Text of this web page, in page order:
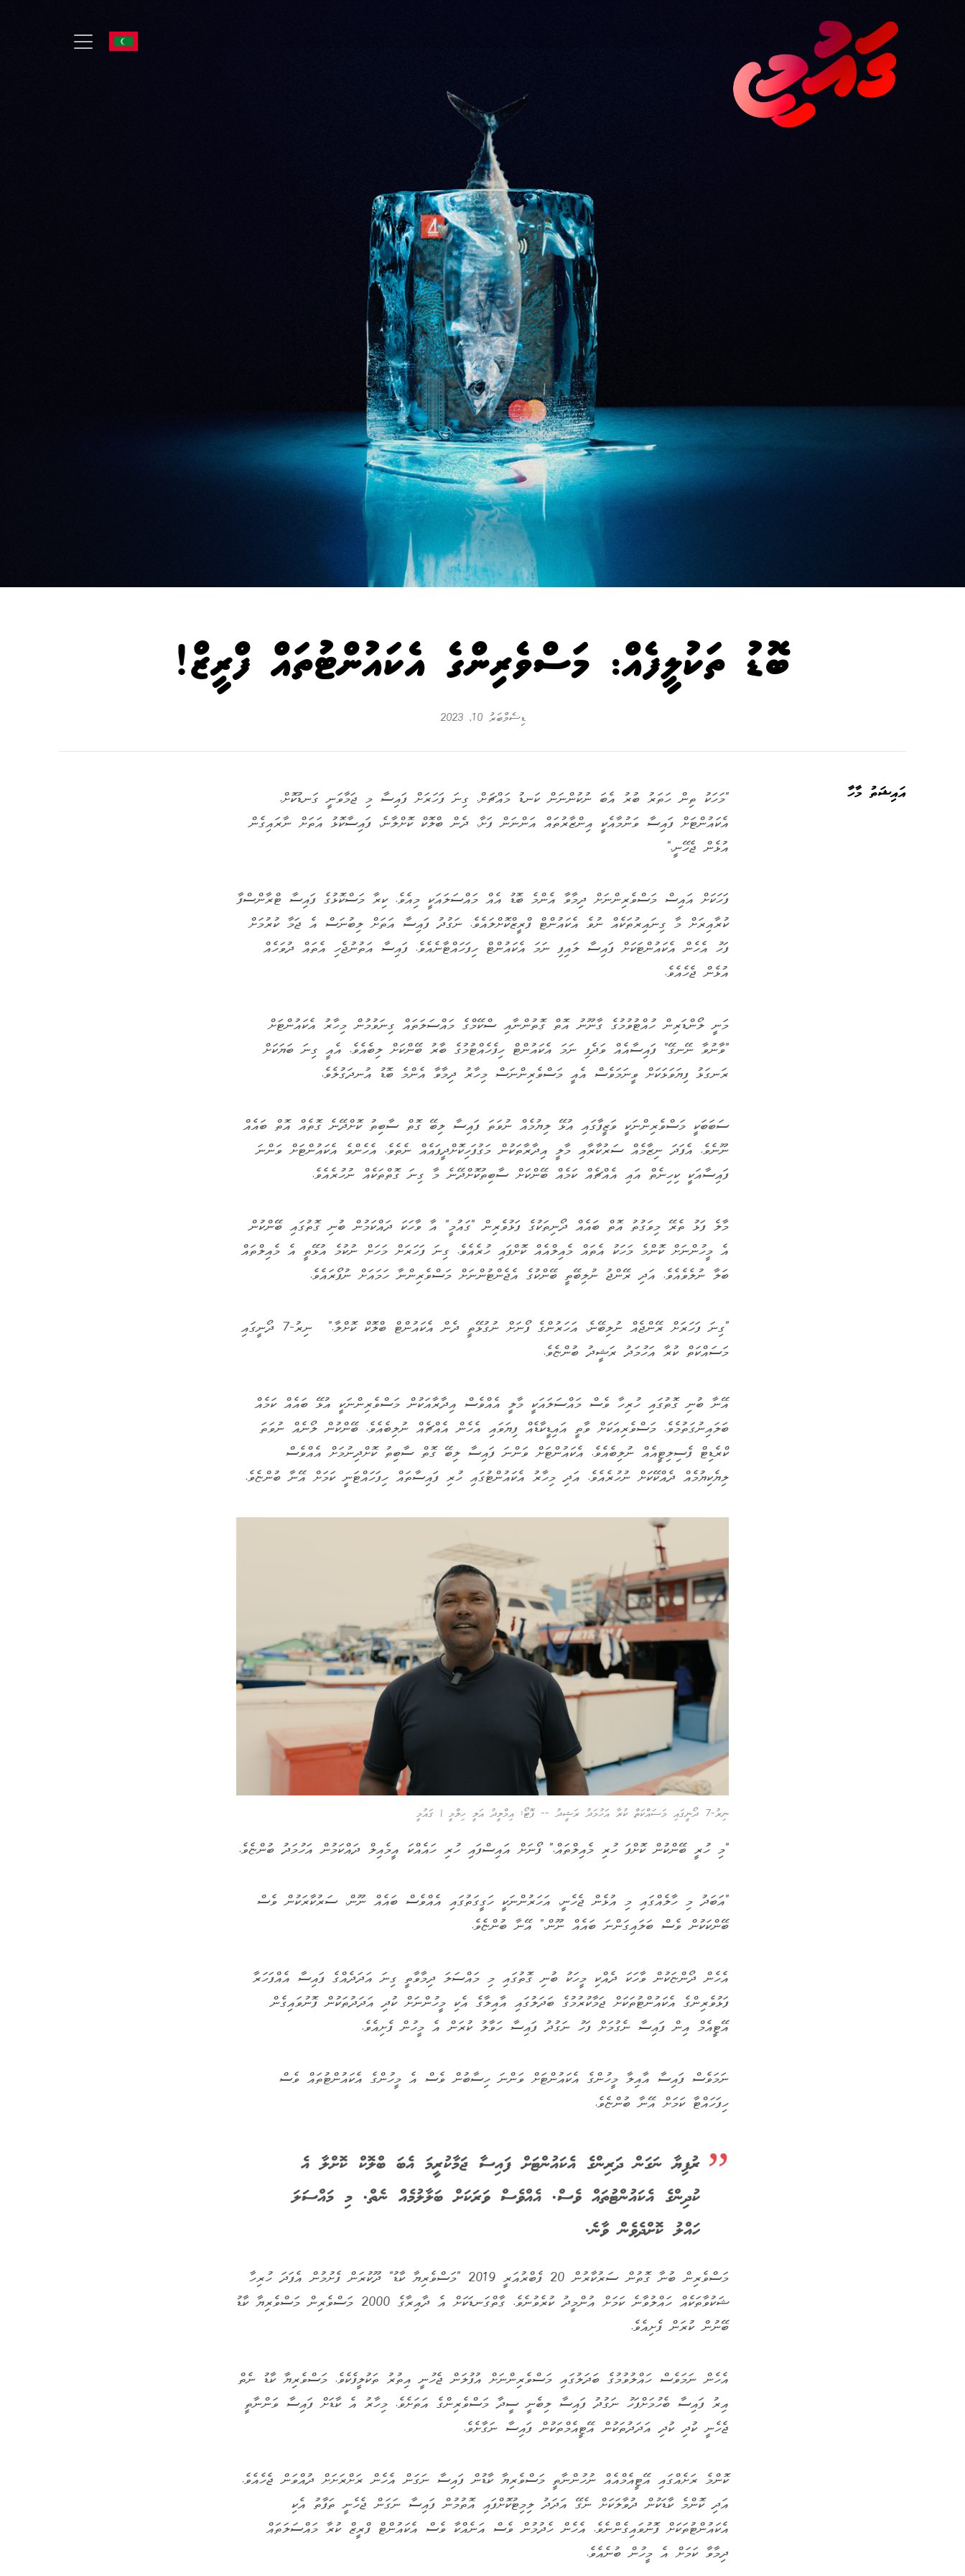
ބޮޑު ތަކުލީފެއް: މަސްވެރިންގެ އެކައުންޓުތައް ފްރީޒް!
ޑިސެމްބަރު 10, 2023
އައިޝަތު މާހާ
"މަހަކު ތިން ހަތަރު ބުރު އެބަ ނުކުންނަން ކަނޑު މައްޗަށް. ގިނަ ފަހަރަށް ފައިސާ މި ޖަމާވަނީ ގަނޑުކޮށް.
އެކައުންޓަށް ފައިސާ ވަނުމާއެކީ އިންޒާރުތައް އަންނަން ފަށާ. ދެން ބްލޮކް ކޮށްލާނެ. ފައިސާކޮޅު އަތަށް ނާރައިގެން
އުޅެން ޖެހޭނީ."
ފަހަކަށް އައިސް މަސްވެރިންނަށް ދިމާވާ އެންމެ ބޮޑު އެއް މައްސަލައަކީ މިއެވެ. ކިރާ މަސްކޮޅުގެ ފައިސާ ޓްރާންސްފާ
ކުރާއިރަށް މާ ގިނައިރުތަކެއް ނުވެ އެކައުންޓް ފްރީޒްކޮށްލައެވެ. ނަގުދު ފައިސާ އަތަށް ލިބުނަސް އެ ޖަމާ ކުރުމަށް
ފަހު އެހެން އެކައުންޓަކަށް ފައިސާ ލައިފި ނަމަ އެކައުންޓް ހިފަހައްޓާނެއެވެ. ފައިސާ އަތުނުޖެހި އެތައް ދުވަހެއް
އުޅެން ޖެހެއެވެ.
މަނީ ލޯންޑަރިން ހުއްޓުވުމުގެ ގާނޫނު އޮތް ގޮތުންނާއި ސްކޭމްގެ މައްސަލަތައް ގިނަވުމުން މިހާރު އެކައުންޓަށް
"ވާނުވާ ނޭނގޭ" ފައިސާއެއް ވަދެފި ނަމަ އެކައުންޓް ހިފެހެއްޓުމުގެ ބާރު ބޭންކަށް ލިބެއެވެ. އެއީ ގިނަ ބަޔަކަށް
ރަނގަޅު ފިޔަވަޅަކަށް ވީނަމަވެސް އެއީ މަސްވެރިންނަސް މިހާރު ދިމާވާ އެންމެ ބޮޑު އުނދަގުލެވެ.
ސަބަބަކީ މަސްވެރިންނަކީ ވަޒީފާގައި އުޅޭ ލިޔުމެއް ނުވަތަ ފައިސާ ލިބޭ ގޮތް ސާބިތު ކޮށްދޭނެ ގޮތެއް އޮތް ބައެއް
ނޫނެވެ. އެފަދަ ނިޒާމެއް ސަރުކާރާއި މާލީ އިދާރާތަކުން މަގުފަހިކޮށްދީފައެއް ނެތެވެ. އެހެންވެ އެކައުންޓަށް ވަންނަ
ފައިސާއަކީ ކިހިނެތް އައި އެއްޗެއް ކަމެއް ބޭންކަށް ސާބިތުކޮށްދޭނެ މާ ގިނަ ގޮތްތަކެއް ނުހުރެއެވެ.
މާލެ ފަޅު ތެރޭ މިވަގުތު އޮތް ބައެއް ދޯނިތަކުގެ ފަޅުވެރިން "ގައުމީ" އާ ވާހަކަ ދައްކަމުން ބުނި ގޮތުގައި ބޭންކުން
އެ މީހުންނަށް ކޮންމެ މަހަކު އެތައް މެއިލްއެއް ކޮށްފައި ހުރެއެވެ. ގިނަ ފަހަރަށް މަހަށް ނުކުމެ އުޅޭތީ އެ މެއިލްތައް
ބަލާ ނުލެވެއެވެ. އަދި ރޭންޖު ނުލިބޭތީ ބޭންކުގެ އެޖެންޓުންނަށް މަސްވެރިންނާ ހަމައަށް ނުފޯރައެވެ.
"ގިނަ ފަހަރަށް ރޭންޖެއް ނުލިބޭނެ. އަހަރުންގެ ފޯނަށް ނުގުޅޭތީ ދެން އެކައުންޓް ބްލޮކް ކޮށްލާ." ނިރު-7 ދޯނީގައި
މަސައްކަތް ކުރާ އަހުމަދު ރަޝީދު ބުންޏެވެ.
އޭނާ ބުނި ގޮތުގައި ހުރިހާ ވެސް މައްސަލައަކީ މާލީ އެއްވެސް އިދާރާއަކުން މަސްވެރިންނަކީ އުޅޭ ބައެއް ކަމެއް
ބަލައިނުގަތުމެވެ. މަސްވެރިއަކަށް ވާތީ އައިޑީކާޑެއް ފިޔަވައި އެހެން އެއްޗެއް ނުލިބެއެވެ. ބޭންކުން ލޯނެއް ނުވަތަ
ކްރެޑިޓް ފެސިލިޓީއެއް ނުލިބެއެވެ. އެކައުންޓަށް ވަންނަ ފައިސާ ލިބޭ ގޮތް ސާބިތު ކޮށްދިނުމަށް އެއްވެސް
ލިޔެކިޔުމެއް ދެއްކޭކަށް ނުހުރެއެވެ. އަދި މިހާރު އެކައުންޓުގައި ހުރި ފައިސާތައް ހިފަހައްޓަނީ ކަމަށް އޭނާ ބުންޏެވެ.
ނިރު-7 ދޯނީގައި މަސައްކަތް ކުރާ އަހުމަދު ރަޝީދު -- ފޮޓޯ: އިމްލީދު އަލީ ހިލްމީ | ގައުމީ
"މި ހުރީ ބޭންކުން ކޮށްފަ ހުރި މެއިލްތައް." ފޯނަށް އައިސްފައި ހުރި ހައެއްކަ އީމެއިލް ދައްކަމުން އަހުމަދު ބުންޏެވެ.
"އަބަދު މި ހާލެއްގައި މި އުޅެން ޖެހެނީ. އަހަރުންނަކީ ހަގީގަތުގައި އެއްވެސް ބައެއް ނޫން. ސަރުކާރަކުން ވެސް
ބޭންކަކުން ވެސް ބަލައިގަންނަ ބައެއް ނޫން." އޭނާ ބުންޏެވެ.
އެހެން ދޯންޏަކުން ވާހަކަ ދެއްކި މީހަކު ބުނި ގޮތުގައި މި މައްސަލަ ދިމާވާތީ ގިނަ އަދަދެއްގެ ފައިސާ އެއްފަހަރާ
ފަޅުވެރިންގެ އެކައުންޓުތަކަށް ޖަމާކުރުމުގެ ބަދަލުގައި އާއިލާގެ އެކި މީހުންނަށް ކުދި އަދަދުތަކުން ފޮނުވައިގެން
އޭޓީއެމް އިން ފައިސާ ނެގުމަށް ފަހު ނަގުދު ފައިސާ ހަވާލު ކުރަން އެ މީހުން ފެށިއެވެ.
ނަމަވެސް ފައިސާ އާއިލާ މީހުންގެ އެކައުންޓަށް ވަންނަ ހިސާބުން ވެސް އެ މީހުންގެ އެކައުންޓުތައް ވެސް
ހިފަހައްޓާ ކަމަށް އޭނާ ބުންޏެވެ.
ރުފިޔާ ނަގަން ދަރިންގެ އެކައުންޓަށް ފައިސާ ޖަމާކުރީމަ އެބަ ބްލޮކް ކޮށްލާ އެ
ކުދިންގެ އެކައުންޓުތައް ވެސް. އެއްވެސް ވަރަކަށް ބަލާލުމެއް ނެތް. މި މައްސަލަ
ހައްލު ކޮށްދެވެން ވާނެ.
މަސްވެރިން ބުނާ ގޮތުން ސަރުކާރުން 20 ފެބްރުއަރީ 2019 "މަސްވެރިޔާ ކާޑު" ދޫކުރަން ފެށުމުން އެފަދަ ހުރިހާ
ޝަކުވާތަކެއް ހައްލުވާނެ ކަމަށް އުންމީދު ކުރެވުނެވެ. ގާތްގަނޑަކަށް އެ ދާއިރާގެ 2000 މަސްވެރިން މަސްވެރިޔާ ކާޑު
ބޭނުން ކުރަން ފެށިއެވެ.
އެހެން ނަމަވެސް ހައްލުވުމުގެ ބަދަލުގައި މަސްވެރިންނަށް އުފުލަން ޖެހުނީ އިތުރު ތަކުލީފެކެވެ. މަސްވެރިޔާ ކާޑު ނެތް
އިރު ފައިސާ ބެހުމަށްފަހު ނަގުދު ފައިސާ ލިބެނީ ސީދާ މަސްވެރިންގެ އަތަށެވެ. މިހާރު އެ ކާޑަށް ފައިސާ ވަންނާތީ
ޖެހެނީ ކުދި ކުދި އަދަދުތަކުން އޭޓީއެމްތަކުން ފައިސާ ނަގާށެވެ.
ކޮންމެ ރަށެއްގައި އޭޓީއެމްއެއް ނުހުންނާތީ މަސްވެރިޔާ ކާޑުން ފައިސާ ނަގަން އެހެން ރަށްރަށަށް ދުއްވަން ޖެހެއެވެ.
އަދި ކޮންމެ ކާޑަކުން ދުވާލަކަށް ނެގޭ އަދަދު ލިމިޓުކޮށްފައި އޮތުމުން ފައިސާ ނަގަން ޖެހެނީ ތަފާތު އެކި
އެކައުންޓުތަކަށް ފޮނުވައިގެންނެވެ. އެހެން ހެދުމުން ވެސް އަނެއްކާ ވެސް އެކައުންޓް ފްރީޒް ކުރާ މައްސަލަތައް
ދިމާވާ ކަމަށް އެ މީހުން ބުނެއެވެ.